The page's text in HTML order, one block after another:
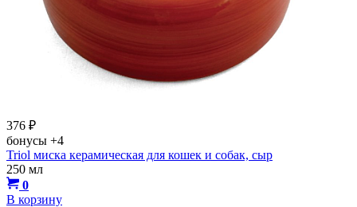
376 ₽
бонусы +4
Triol миска керамическая для кошек и собак, сыр
250 мл
0
В корзину